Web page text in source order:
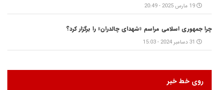
19 مارس 2025 - 20:49
چرا جمهوری اسلامی مراسم «شهدای چالدران» را برگزار کرد؟
31 دسامبر 2024 - 15:03
روی خط خبر